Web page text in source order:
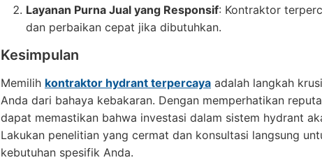
Layanan Purna Jual yang Responsif: Kontraktor
dan perbaikan cepat jika dibutuhkan.
Kesimpulan
Memilih kontraktor hydrant terpercaya adalah langkah
Anda dari bahaya kebakaran. Dengan memperhatikan
dapat memastikan bahwa investasi dalam sistem hydrant
Lakukan penelitian yang cermat dan konsultasi langsung
kebutuhan spesifik Anda.